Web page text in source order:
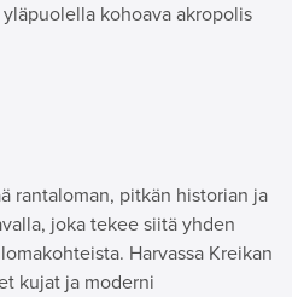
kohoava akropolis
rantaloman, pitkän historian ja
joka tekee siitä yhden
Harvassa Kreikan
kujat ja moderni